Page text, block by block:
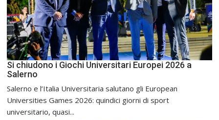
Si chiudono i Giochi Universitari Europei 2026 a
Salerno
Salerno e l’Italia Universitaria salutano gli European
Universities Games 2026: quindici giorni di sport
universitario, quasi...